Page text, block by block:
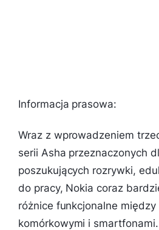
Informacja prasowa:
Wraz z wprowadzeniem
serii Asha przeznaczonych
poszukujących rozrywki,
do pracy, Nokia coraz
różnice funkcjonalne
komórkowymi i